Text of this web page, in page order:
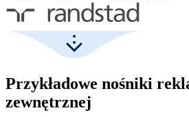
Przykładowe nośniki
zewnętrznej